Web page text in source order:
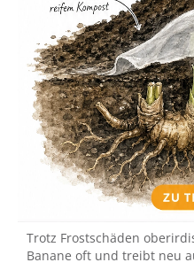
Trotz Frostschäden
Banane oft und treibt neu